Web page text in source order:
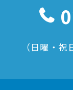
（日曜・